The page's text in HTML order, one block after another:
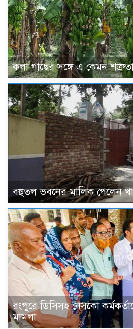
কলা গাছের সঙ্গে এ কেমন
বহুতল ভবনের মালিক পেলেন
রংপুরে ডিসিসহ নেসকো
মামলা